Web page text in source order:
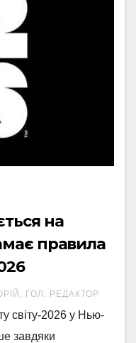
на
правила
ГОЛ. РЕДАКТОР
світу-2026 у Нью-
завдяки